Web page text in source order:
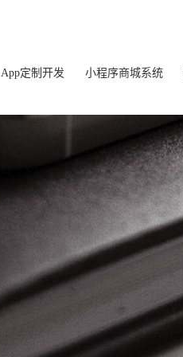
App定制开发 小程序商城系统